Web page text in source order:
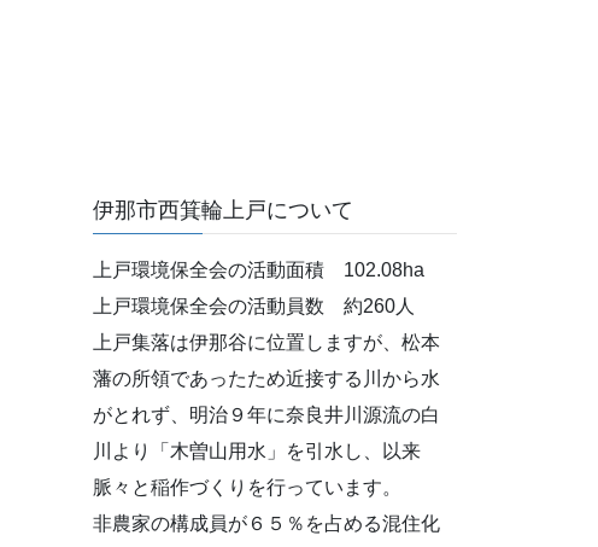
伊那市西箕輪上戸について
上戸環境保全会の活動面積 102.08ha
上戸環境保全会の活動員数 約260人
上戸集落は伊那谷に位置しますが、松本
藩の所領であったため近接する川から水
がとれず、明治９年に奈良井川源流の白
川より「木曽山用水」を引水し、以来
脈々と稲作づくりを行っています。
非農家の構成員が６５％を占める混住化